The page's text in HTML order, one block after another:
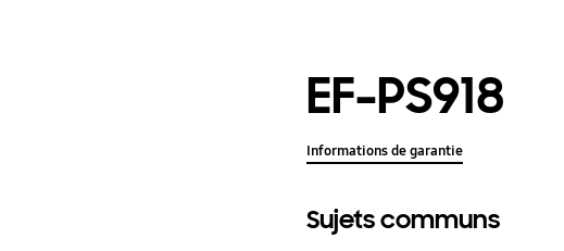
EF-PS918
Informations de garantie
Sujets communs